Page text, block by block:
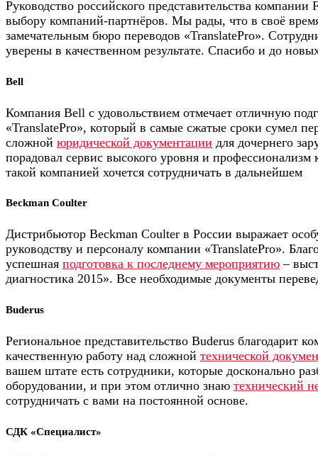
Руководство российского представительства компании
выбору компаний-партнёров. Мы рады, что в своё
замечательным бюро переводов «TranslatePro».
уверены в качественном результате. Спасибо и до
Bell
Компания Bell с удовольствием отмечает отличную
«TranslatePro», который в самые сжатые сроки сумел
сложной юридической документации для дочернего
порадовал сервис высокого уровня и профессионализм
такой компанией хочется сотрудничать в дальнейшем
Beckman Coulter
Дистрибьютор Beckman Coulter в России выражает
руководству и персоналу компании «TranslatePro».
успешная подготовка к последнему мероприятию –
диагностика 2015». Все необходимые документы
Buderus
Региональное представительство Buderus благодарит
качественную работу над сложной технической
вашем штате есть сотрудники, которые досконально
оборудовании, и при этом отлично знаю технический
сотрудничать с вами на постоянной основе.
СДК «Специалист»